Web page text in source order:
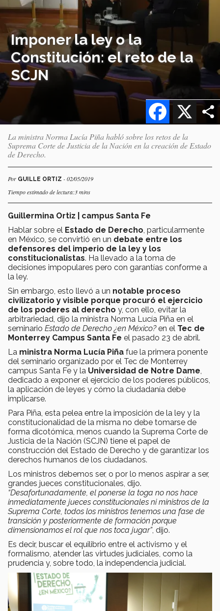
Imponer la ley o la
Constitución: el reto de la
SCJN
X
Facebook
La ministra Norma Lucía Piña habló sobre los retos de la
Suprema Corte de Justicia de la Nación en la creación de Estado
de Derecho.
Por GUILLE ORTIZ - 02/05/2019
Tiempo estimado de lectura:3 mins
Guillermina Ortiz | campus Santa Fe
Hablar sobre el Estado de Derecho , particularmente
en México, se convirtió en un debate entre los
defensores del imperio de la ley y los
constitucionalistas. Ha llevado a la toma de
decisiones impopulares pero con garantías conforme a
la ley.
Sin embargo, esto llevó a un notable proceso
civilizatorio y visible porque procuró el ejercicio
de los poderes al derecho y, con ello, evitar la
arbitrariedad, dijo la ministra Norma Lucía Piña en el
seminario Estado de Derecho ¿en México?en el Tec de
Monterrey Campus Santa Fe el pasado 23 de abril.
La ministra Norma Lucía Piña fue la primera ponente
del seminario organizado por el Tec de Monterrey
campus Santa Fe y la Universidad de Notre Dame
dedicado a exponer el ejercicio de los poderes públicos,
la aplicación de leyes y cómo la ciudadanía debe
implicarse.
Para Piña, esta pelea entre la imposición de la ley y la
constitucionalidad de la misma no debe tomarse de
forma dicotómica, menos cuando la Suprema Corte de
Justicia de la Nación (SCJN) tiene el papel de
construcción del Estado de Derecho y de garantizar los
derechos humanos de los ciudadanos.
Los ministros debemos ser, o por lo menos aspirar a ser,
grandes jueces constitucionales, dijo.
“Desafortunadamente, el ponerse la toga no nos hace
inmediatamente jueces constitucionales ni ministros de la
Suprema Corte, todos los ministros tenemos una fase de
transición y posteriormente de formación porque
dimensionamos el rol que nos toca jugar”, dijo.
Es decir, buscar el equilibrio entre el activismo y el
formalismo, atender las virtudes judiciales, como la
prudencia y, sobre todo, la independencia judicial.